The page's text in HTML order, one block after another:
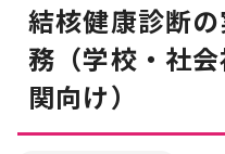
結核健康診断
務（学校・社
関向け）